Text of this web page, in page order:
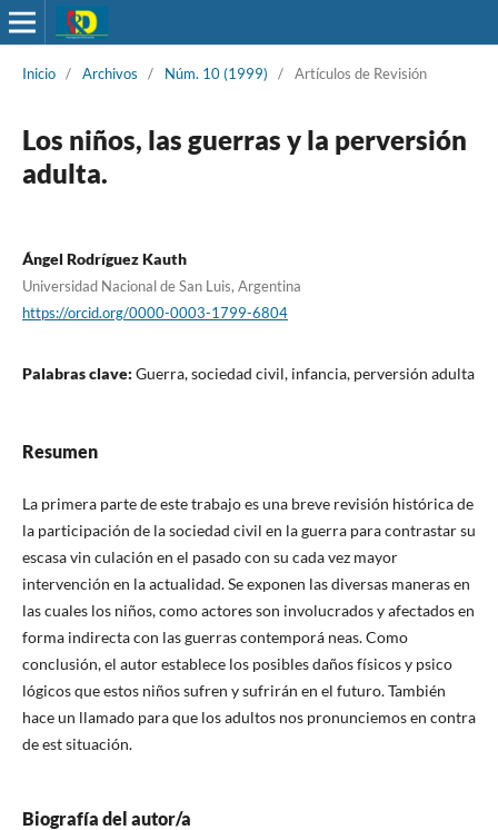
Inicio / Archivos / Núm. 10 (1999) / Artículos de Revisión
Los niños, las guerras y la perversión
adulta.
Ángel Rodríguez Kauth
Universidad Nacional de San Luis, Argentina
https://orcid.org/0000-0003-1799-6804
Palabras clave: Guerra, sociedad civil, infancia, perversión adulta
Resumen
La primera parte de este trabajo es una breve revisión histórica de
la participación de la sociedad civil en la guerra para contrastar su
escasa vin culación en el pasado con su cada vez mayor
intervención en la actualidad. Se exponen las diversas maneras en
las cuales los niños, como actores son involucrados y afectados en
forma indirecta con las guerras contemporá neas. Como
conclusión, el autor establece los posibles daños físicos y psico
lógicos que estos niños sufren y sufrirán en el futuro. También
hace un llamado para que los adultos nos pronunciemos en contra
de est situación.
Biografía del autor/a